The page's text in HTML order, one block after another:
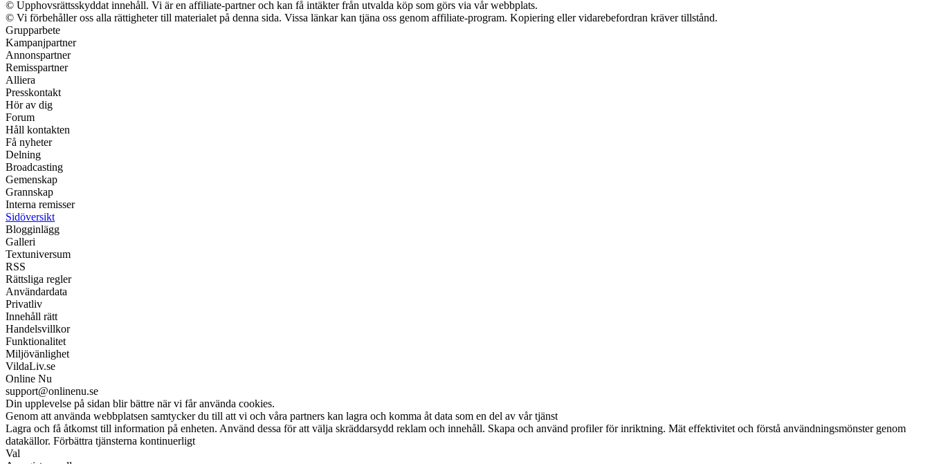
© Upphovsrättsskyddat innehåll. Vi är en affiliate-partner och kan få intäkter från utvalda köp som görs via vår webbplats.
© Vi förbehåller oss alla rättigheter till materialet på denna sida. Vissa länkar kan tjäna oss genom affiliate-program. Kopiering eller vidarebefordran kräver tillstånd.
Grupparbete
Kampanjpartner
Annonspartner
Remisspartner
Alliera
Presskontakt
Hör av dig
Forum
Håll kontakten
Få nyheter
Delning
Broadcasting
Gemenskap
Grannskap
Interna remisser
Sidöversikt
Blogginlägg
Galleri
Textuniversum
RSS
Rättsliga regler
Användardata
Privatliv
Innehåll rätt
Handelsvillkor
Funktionalitet
Miljövänlighet
VildaLiv.se
Online Nu
support@onlinenu.se
Din upplevelse på sidan blir bättre när vi får använda cookies.
Genom att använda webbplatsen samtycker du till att vi och våra partners kan lagra och komma åt data som en del av vår tjänst
Lagra och få åtkomst till information på enheten. Använd dessa för att välja skräddarsydd reklam och innehåll. Skapa och använd profiler för inriktning. Mät effektivitet och förstå användningsmönster genom
datakällor. Förbättra tjänsterna kontinuerligt
Val